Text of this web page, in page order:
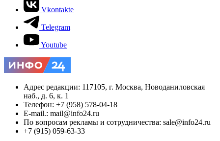
Vkontakte
Telegram
Youtube
Адрес редакции: 117105, г. Москва, Новоданиловская
наб., д. 6, к. 1
Телефон: +7 (958) 578-04-18
E-mail.: mail@info24.ru
По вопросам рекламы и сотрудничества: sale@info24.ru
+7 (915) 059-63-33